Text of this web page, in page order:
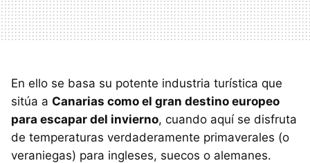
En ello se basa su potente industria turística que
sitúa a Canarias como el gran destino europeo
para escapar del invierno, cuando aquí se disfruta
de temperaturas verdaderamente primaverales (o
veraniegas) para ingleses, suecos o alemanes.